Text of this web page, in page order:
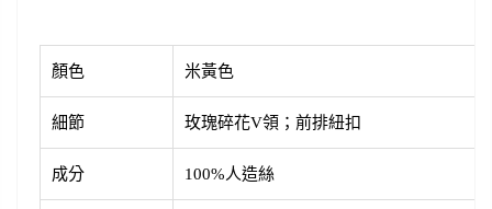
顏色 米黃色
細節 玫瑰碎花V領；前排紐扣
成分 100%人造絲